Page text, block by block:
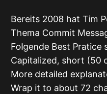
Bereits 2008 hat Tim
Thema Commit
Folgende Best Pratice
Capitalized, short (50
More detailed
Wrap it to about 72